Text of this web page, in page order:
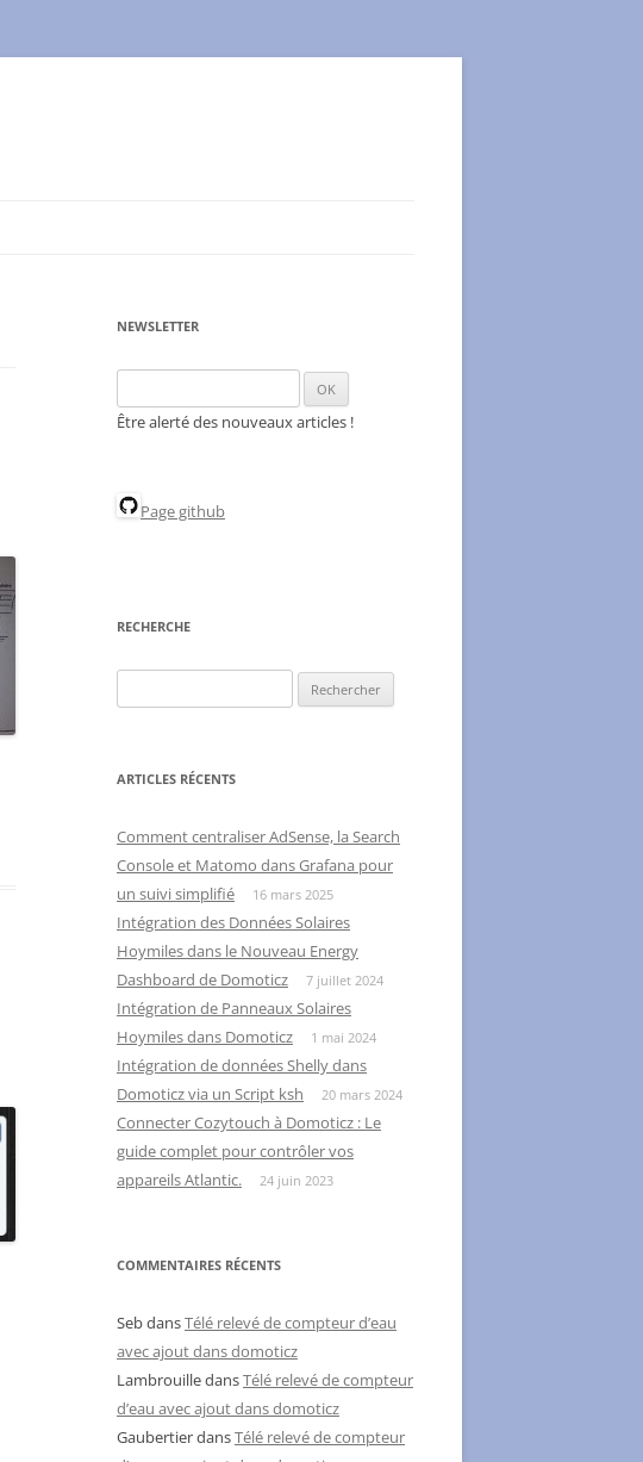
NEWSLETTER
Être alerté des nouveaux articles !
Page github
RECHERCHE
ARTICLES RÉCENTS
Comment centraliser AdSense, la Search
Console et Matomo dans Grafana pour
un suivi simplifié
16 mars 2025
Intégration des Données Solaires
Hoymiles dans le Nouveau Energy
Dashboard de Domoticz
7 juillet 2024
Intégration de Panneaux Solaires
Hoymiles dans Domoticz
1 mai 2024
Intégration de données Shelly dans
Domoticz via un Script ksh
20 mars 2024
Connecter Cozytouch à Domoticz : Le
guide complet pour contrôler vos
appareils Atlantic.
24 juin 2023
COMMENTAIRES RÉCENTS
SebdansTélé relevé de compteur d’eau
avec ajout dans domoticz
LambrouilledansTélé relevé de compteur
d’eau avec ajout dans domoticz
GaubertierdansTélé relevé de compteur